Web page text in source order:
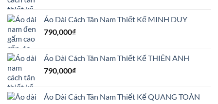
695,000₫.là:
Áo Dài Cách Tân Nam Thiết Kế MINH DUY
790,000₫
Áo Dài Cách Tân Nam Thiết Kế THIÊN ANH
790,000₫
Áo Dài Cách Tân Nam Thiết Kế QUANG TOÀN